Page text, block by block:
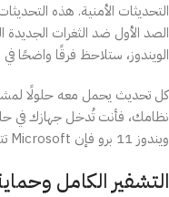
التحديثات الأمنية. هذه
الصد الأول ضد الثغرات الجديدة
الويندوز، ستلاحظ فرقًا واضحًا في
كل تحديث يحمل معه حلولًا
نظامك، فأنت تُدخل جهازك في
ويندوز 11 برو فإن Microsoft تتوقف تدريجيًا عن إرسال هذه التحديثات لك.
التشفير الكامل